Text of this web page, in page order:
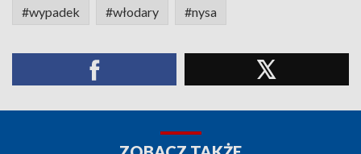
#wypadek #włodary #nysa